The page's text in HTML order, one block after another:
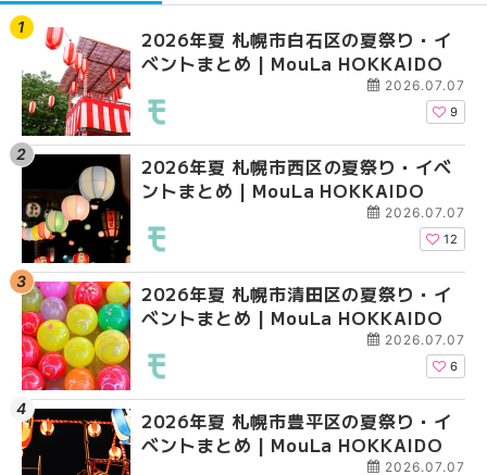
2026年夏 札幌市白石区の夏祭り・イ
ベントまとめ | MouLa HOKKAIDO
2026.07.07
9
2026年夏 札幌市西区の夏祭り・イベ
ントまとめ | MouLa HOKKAIDO
2026.07.07
12
2026年夏 札幌市清田区の夏祭り・イ
ベントまとめ | MouLa HOKKAIDO
2026.07.07
6
2026年夏 札幌市豊平区の夏祭り・イ
ベントまとめ | MouLa HOKKAIDO
2026.07.07
2026年夏 札幌市西区
ントまとめ | MouLa
【2026年最新】札幌
ガーデン｜オープン日
大通公園から穴場テ
2026年夏 札幌市白石
ベントまとめ |
2026年夏 札幌市手稲
ベントまとめ |
【2026年最新】札幌
ガーデン｜オープン日
大通公園から穴場テ
2026年夏 札幌市北区
ントまとめ | MouLa
2026年夏 札幌市白石
ベントまとめ |
2026年夏 札幌市西区
ントまとめ | MouLa